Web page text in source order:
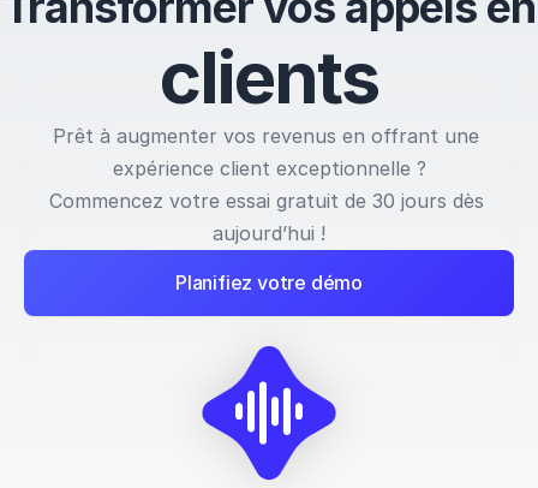
clients
Prêt à augmenter vos revenus en offrant une
expérience client exceptionnelle ?
Commencez votre essai gratuit de 30 jours dès
aujourd’hui !
Planifiez votre démo